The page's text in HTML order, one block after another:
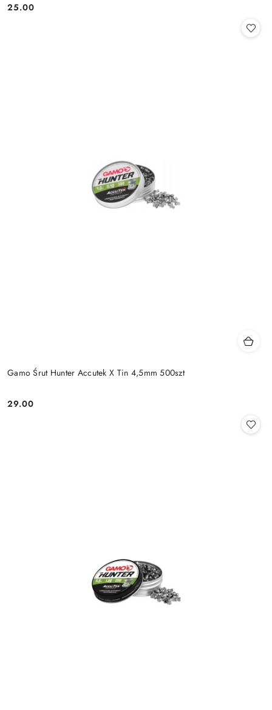
Cena:
25.00
Gamo Śrut Hunter Accutek X Tin 4,5mm 500szt
Cena:
29.00